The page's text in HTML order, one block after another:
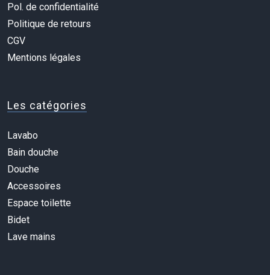
Pol. de confidentialité
Politique de retours
CGV
Mentions légales
Les catégories
Lavabo
Bain douche
Douche
Accessoires
Espace toilette
Bidet
Lave mains